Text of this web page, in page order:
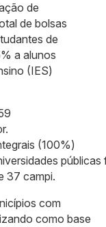
de
de bolsas
de
a alunos
(IES)
(100%)
37 campi.
com
como base